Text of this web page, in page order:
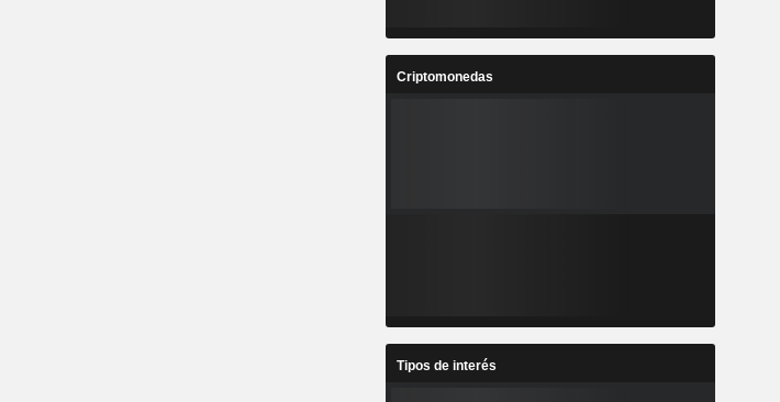
Criptomonedas
Tipos de interés